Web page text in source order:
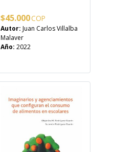
$45.000
Autor: Juan Carlos Villalba
Malaver
Año: 2022